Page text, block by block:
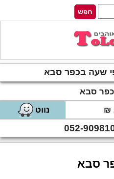
שעה בכפר סבא
כפר סבא
נווט
052-
סבא